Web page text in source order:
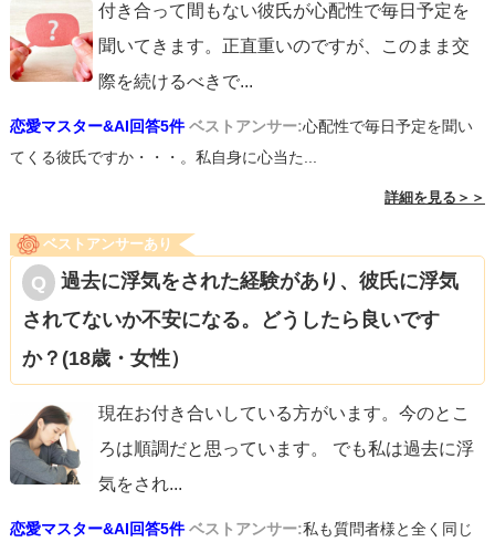
付き合って間もない彼氏が心配性で毎日予定を
聞いてきます。正直重いのですが、このまま交
際を続けるべきで...
恋愛マスター&AI回答5件 ベストアンサー:心配性で毎日予定を聞い
てくる彼氏ですか・・・。私自身に心当た...
詳細を見る＞＞
ベストアンサーあり
過去に浮気をされた経験があり、彼氏に浮気
されてないか不安になる。どうしたら良いです
か？(18歳・女性）
現在お付き合いしている方がいます。今のとこ
ろは順調だと思っています。 でも私は過去に浮
気をされ...
恋愛マスター&AI回答5件 ベストアンサー:私も質問者様と全く同じ